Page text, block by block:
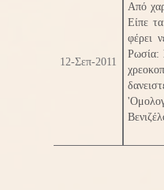
12-Σεπ-2011
Από
Είπε
φέρει
Ρωσία: